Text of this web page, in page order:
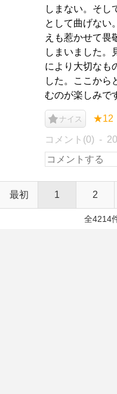
しまない。そし
として曲げない
えも惹かせて畏
しまいました。
により大切なも
した。ここから
むのが楽しみで
ナイス ★12
コメント(0)
最初 1 2
全4214